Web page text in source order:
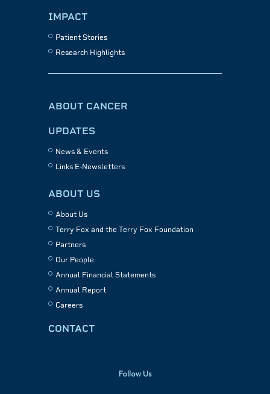
IMPACT
Patient Stories
Research Highlights
ABOUT CANCER
UPDATES
News & Events
Links E-Newsletters
ABOUT US
About Us
Terry Fox and the Terry Fox Foundation
Partners
Our People
Annual Financial Statements
Annual Report
Careers
CONTACT
Follow Us